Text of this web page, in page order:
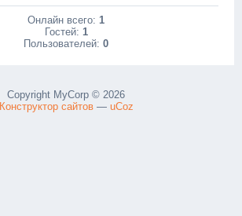
Онлайн всего: 1
Гостей: 1
Пользователей: 0
Copyright MyCorp © 2026
Конструктор сайтов— uCoz